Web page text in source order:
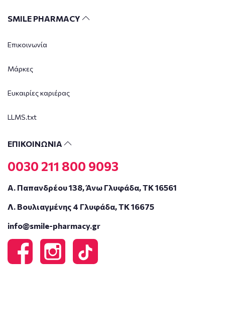
SMILE PHARMACY
Επικοινωνία
Μάρκες
Ευκαιρίες καριέρας
LLMS.txt
ΕΠΙΚΟΙΝΩΝΙΑ
0030 211 800 9093
Α. Παπανδρέου 138, Άνω Γλυφάδα, ΤΚ 16561
Λ. Βουλιαγμένης 4 Γλυφάδα, ΤΚ 16675
info@smile-pharmacy.gr